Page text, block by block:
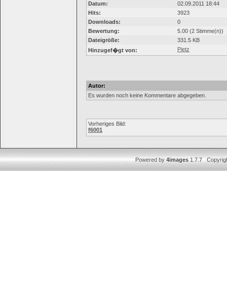
Datum:
02.09.2011 18:44
Hits:
3923
Downloads:
0
Bewertung:
5.00 (2 Stimme(n))
Dateigröße:
331.5 KB
Hinzugef�gt von:
Pietz
Autor:
Es wurden noch keine Kommentare abgegeben.
Vorheriges Bild:
f6001
Powered by4images1.7.7